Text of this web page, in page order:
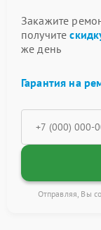
Закажите
получите
же день
Гарантия на
Отправляя, Вы